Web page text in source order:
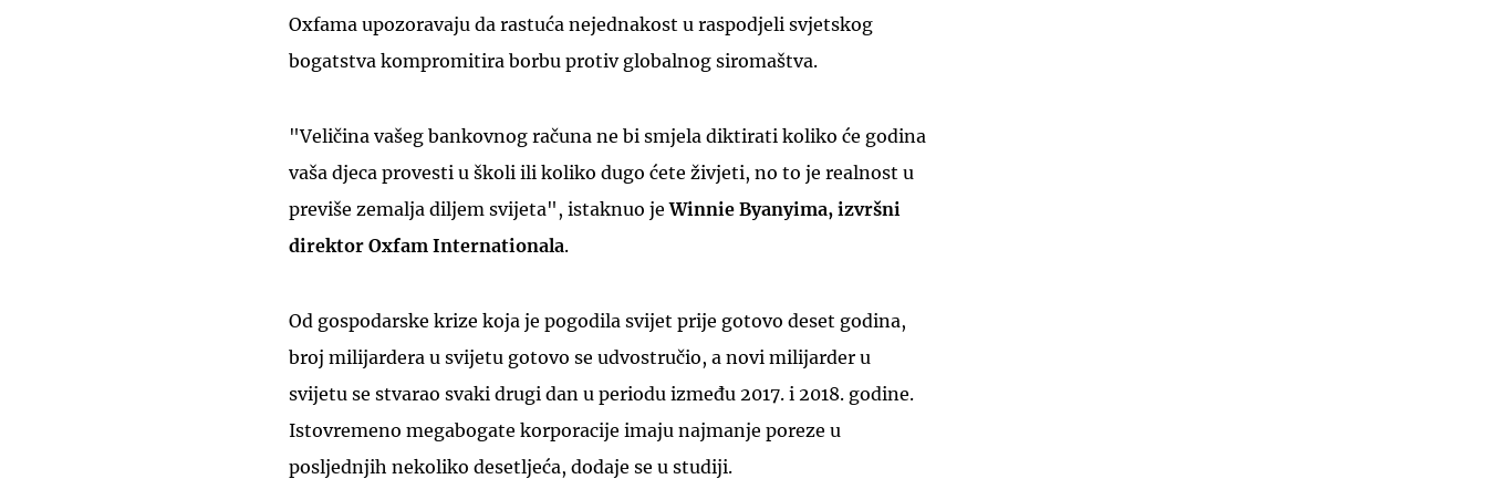
Oxfama upozoravaju da rastuća nejednakost u raspodjeli svjetskog
bogatstva kompromitira borbu protiv globalnog siromaštva.
"Veličina vašeg bankovnog računa ne bi smjela diktirati koliko će godina
vaša djeca provesti u školi ili koliko dugo ćete živjeti, no to je realnost u
previše zemalja diljem svijeta", istaknuo jeWinnie Byanyima, izvršni
direktor Oxfam Internationala.
Od gospodarske krize koja je pogodila svijet prije gotovo deset godina,
broj milijardera u svijetu gotovo se udvostručio, a novi milijarder u
svijetu se stvarao svaki drugi dan u periodu između 2017. i 2018. godine.
Istovremeno megabogate korporacije imaju najmanje poreze u
posljednjih nekoliko desetljeća, dodaje se u studiji.